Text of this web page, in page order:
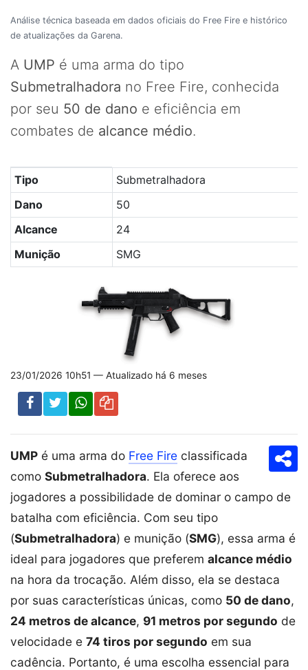
Análise técnica baseada em dados oficiais do Free Fire e histórico
de atualizações da Garena.
A UMP é uma arma do tipo
Submetralhadora no Free Fire, conhecida
por seu 50 de dano e eficiência em
combates de alcance médio.
Tabela com os principais atributos da arma UMP no
Tipo
Submetralhadora
Dano
50
Alcance
24
Munição
SMG
23/01/2026 10h51 — Atualizado há 6 meses
UMP é uma arma do Free Fire classificada
como Submetralhadora. Ela oferece aos
jogadores a possibilidade de dominar o campo de
batalha com eficiência. Com seu tipo
(Submetralhadora) e munição (SMG), essa arma é
ideal para jogadores que preferem alcance médio
na hora da trocação. Além disso, ela se destaca
por suas características únicas, como 50 de dano,
24 metros de alcance, 91 metros por segundo de
velocidade e 74 tiros por segundo em sua
cadência. Portanto, é uma escolha essencial para